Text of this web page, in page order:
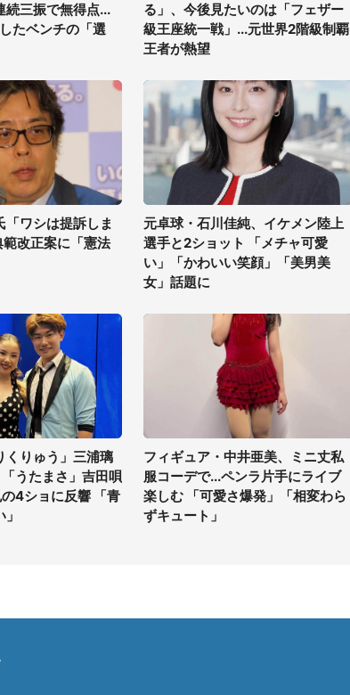
続三振で無得点...
たベンチの「選
る」、今後見たいのは「フェザー
級王座統一戦」...元世界2階級制覇
王者が熱望
「ワシは提訴しま
改正案に「憲法
元卓球・石川佳純、イケメン陸上
選手と2ショット 「メチャ可愛
い」「かわいい笑顔」「美男美
女」話題に
くりゅう」三浦璃
うたまさ」吉田唄
4ショに反響 「青
フィギュア・中井亜美、ミニ丈私
服コーデで...ペンラ片手にライブ
楽しむ 「可愛さ爆発」「相変わら
ずキュート」